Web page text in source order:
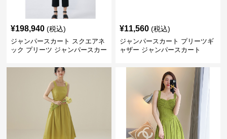
¥198,940 (税込)
ジャンパースカート スクエアネ
ック プリーツ ジャンパースカー
¥11,560 (税込)
ジャンパースカート プリーツギ
ャザー ジャンパースカート